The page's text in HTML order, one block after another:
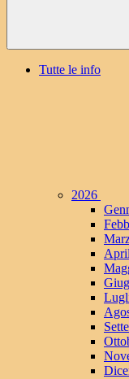
Tutte le info
2026